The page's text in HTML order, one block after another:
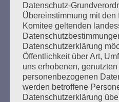
"Erinnern heißt handeln"
heute aktiv zu sein, uns
auseinanderzusetzen,
für eine Gegenwehr gegen
Esther Bejarano - 3. Januar
Datenschutz-
Übereinstimmung mit den
Komitee geltenden
Datenschutzerklärung
Öffentlichkeit über Art,
uns erhobenen,
personenbezogenen
werden betroffene
Datenschutzerklärung